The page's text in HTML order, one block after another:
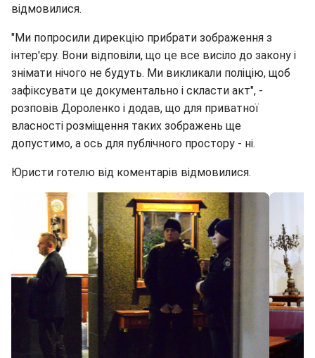
відмовилися.
"Ми попросили дирекцію прибрати зображення з
інтер'єру. Вони відповіли, що це все висіло до закону і
знімати нічого не будуть. Ми викликали поліцію, щоб
зафіксувати це документально і скласти акт", -
розповів Дороленко і додав, що для приватної
власності розміщення таких зображень ще
допустимо, а ось для публічного простору - ні.
Юристи готелю від коментарів відмовилися.